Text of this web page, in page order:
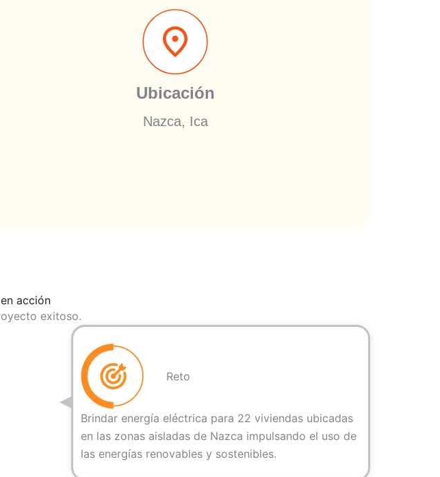
Ubicación
Nazca, Ica
en acción
exitoso.
Reto
Brindar energía eléctrica para 22 viviendas ubicadas
en las zonas aisladas de Nazca impulsando el uso de
las energías renovables y sostenibles.